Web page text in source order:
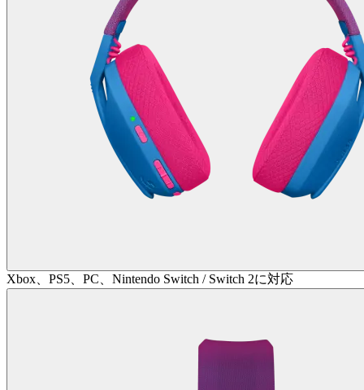
Xbox、PS5、PC、Nintendo Switch / Switch 2に対応